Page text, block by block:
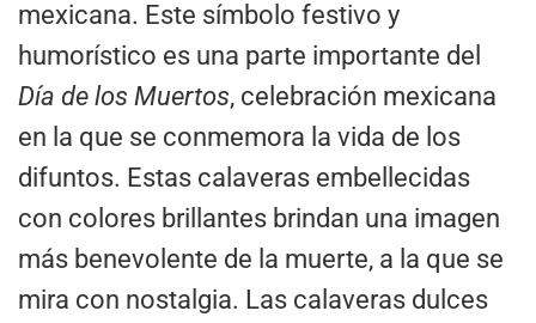
mexicana. Este símbolo festivo y
humorístico es una parte importante del
Día de los Muertos, celebración mexicana
en la que se conmemora la vida de los
difuntos. Estas calaveras embellecidas
con colores brillantes brindan una imagen
más benevolente de la muerte, a la que se
mira con nostalgia. Las calaveras dulces